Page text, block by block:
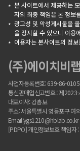
본 사이트에서 제공하는
자의 최종 책임은 본 정보
광고성 및 악성게시물을
을 정지할 수 있으니 이용
이용자는 본사이트의 정
(주)에이치비랩
사업자등록번호: 639-86-
통신판매업신고번호 : 제
대표이사: 강흥보
주소: 서울특별시 영등포구 여
Email:ygs1210@hblab.co.kr
[PDPO] 개인정보보호 책임